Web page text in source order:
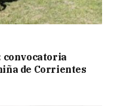
convocatoria
de Corrientes